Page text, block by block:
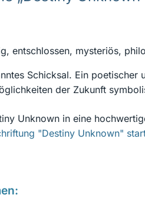
entschlossen, mysteriös,
Schicksal. Ein
der Zukunft
Unknown in eine
"Destiny Unknown"